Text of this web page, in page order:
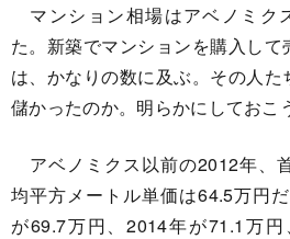
マンション相場はアベノミク
た。新築でマンションを購入し
は、かなりの数に及ぶ。その人
儲かったのか。明らかにしておこ
アベノミクス以前の2012年、
均平方メートル単価は64.5万円
が69.7万円、2014年が71.1万円